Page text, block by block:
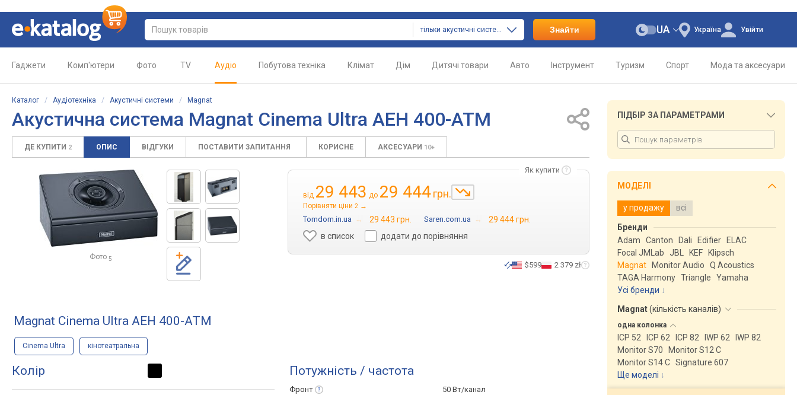
тільки акустичні системи Знайти Україна
UA Увійти
Гаджети Комп'ютери Фото TV Аудіо Побутова техніка Клімат Дім Дитячі товари Авто Інструмент Туризм Спорт Мода та аксесуари
Каталог / Аудіотехніка / Акустичні системи / Magnat
Акустична система Magnat Cinema Ultra AEH 400-ATM
ДЕ КУПИТИ 2 ОПИС ВІДГУКИ ПОСТАВИТИ ЗАПИТАННЯ КОРИСНЕ АКСЕСУАРИ 10+
Фото 5
Як купити
від 29 443 до 29 444грн.
Порівняти ціни 2 →
Tomdom.in.ua → 29 443 грн. Saren.com.ua →
29 444 грн.
в список
додати до порівняння
$599 2 379 zł
Magnat Cinema Ultra AEH 400-ATM
Cinema Ultra кінотеатральна
Колір Потужність / частота
Фронт
50 Вт/канал
ПІДБІР ЗА ПАРАМЕТРАМИ
МОДЕЛІ
у продажу всі
Бренди
Adam
Canton Dali Edifier
ELAC
Focal JMLab
JBL KEF
Klipsch
Magnat
Monitor Audio
Q Acoustics
TAGA Harmony Triangle
Yamaha
Усі бренди
Magnat(кількість каналів)
одна колонка
ICP 52 ICP 62 ICP 82 IWP 62
IWP 82
Monitor S70
Monitor S12 C
Monitor S14 C Signature 607
Ще моделі ↓